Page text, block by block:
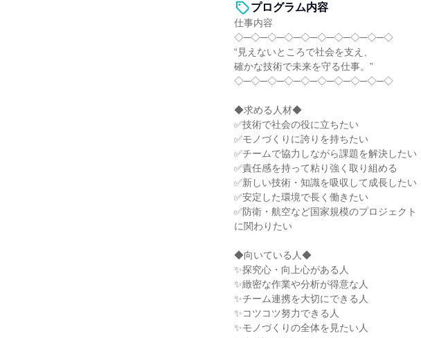
プログラム内容
仕事内容
◇─◇─◇─◇─◇─◇─◇─◇─◇─◇
“見えないところで社会を支え、
確かな技術で未来を守る仕事。”
◇─◇─◇─◇─◇─◇─◇─◇─◇─◇
◆求める人材◆
✅技術で社会の役に立ちたい
✅モノづくりに誇りを持ちたい
✅チームで協力しながら課題を解決したい
✅責任感を持って粘り強く取り組める
✅新しい技術・知識を吸収して成長したい
✅安定した環境で長く働きたい
✅防衛・航空など国家規模のプロジェクト
に関わりたい
◆向いている人◆
✨探究心・向上心がある人
✨緻密な作業や分析が得意な人
✨チーム連携を大切にできる人
✨コツコツ努力できる人
✨モノづくりの全体を見たい人